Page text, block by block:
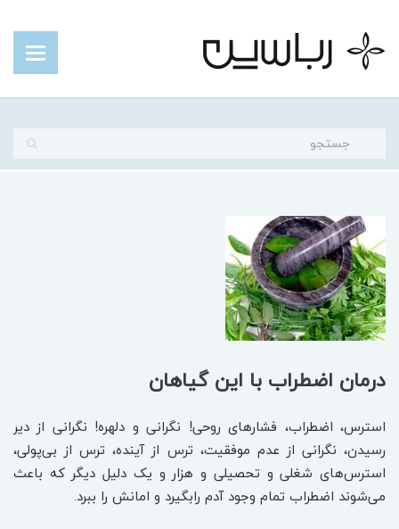
درمان اضطراب با این گیاهان
استرس، اضطراب، فشارهای روحی! نگرانی و دلهره! نگرانی از دیر
رسیدن، نگرانی از عدم موفقیت، ترس از آینده، ترس از بی‌پولی،
استرس‌های شغلی و تحصیلی و هزار و یک دلیل دیگر که باعث
می‌شوند اضطراب تمام وجود آدم رابگیرد و امانش را ببرد.